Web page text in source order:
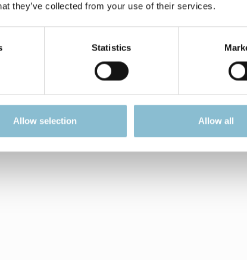
they’ve collected from your use of their services.
Statistics
Allow selection Allow all
Polyacryl, ist feiner gestrickt und ist dadurch etwas
windige aber nicht zu kalte Tage.
Polyamid, ist etwas gröber und dicker gestrickt. Sie
Wenn es an den windigen Tagen auch noch kalt
Standard 100 Garn aus Italien gestrickt. Alle